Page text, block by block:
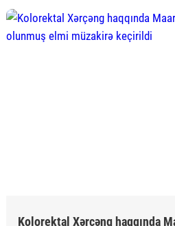
Kolorektal Xərçəng haqqında